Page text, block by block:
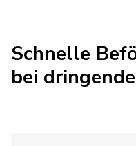
Schnelle
bei